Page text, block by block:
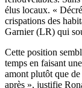
élus locaux. «
crispations des
Garnier (LR) qui
Cette position
temps en faisant
amont plutôt que
après », justifie